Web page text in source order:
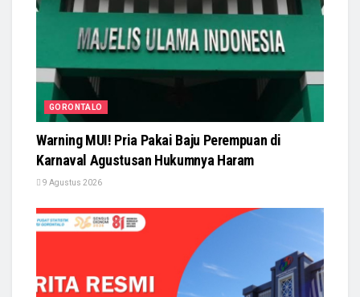
GORONTALO
Warning MUI! Pria Pakai Baju Perempuan di
Karnaval Agustusan Hukumnya Haram
9 Agustus 2026